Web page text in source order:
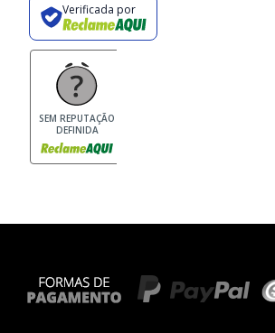
Verificada por
SEM REPUTAÇÃO
DEFINIDA